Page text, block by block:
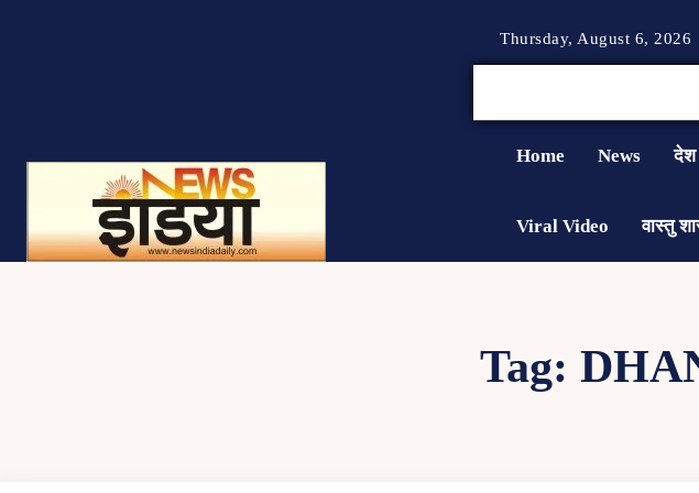
Thursday, August 6, 2026
Home News देश
Viral Video वास्तु
Tag: